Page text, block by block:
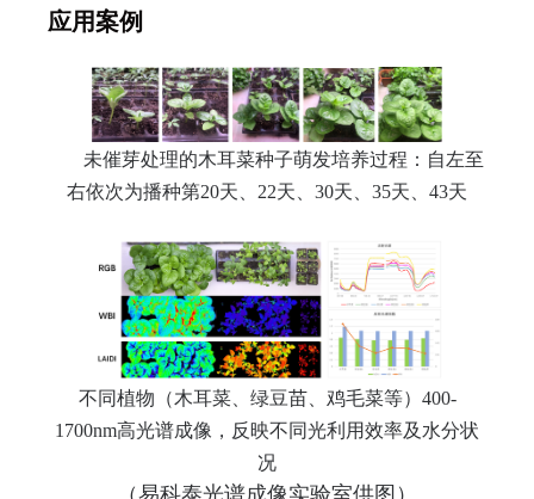
应用案例
未催芽处理的木耳菜种子萌发培养过程：自左至
右依次为播种第20天、22天、30天、35天、43天
不同植物（木耳菜、绿豆苗、鸡毛菜等）400-
1700nm高光谱成像，反映不同光利用效率及水分状
况
（易科泰光谱成像实验室供图）